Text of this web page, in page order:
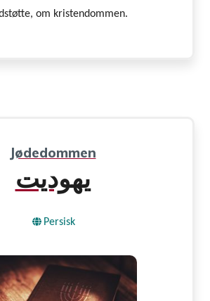
om kristendommen.
Jødedommen
یهودیت
Persisk